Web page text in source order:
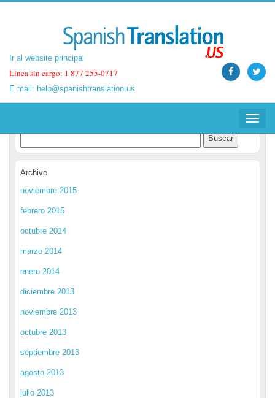
Ir al website principal
Linea sin cargo: 1 877 255-0717
E mail: help@spanishtranslation.us
Toggle
Ir al website principal
Linea sin cargo: 1 877 255-0717
E mail: help@spanishtranslation.us
Toggle
Spanish Translation Blog
Archivo
noviembre 2015
febrero 2015
octubre 2014
marzo 2014
enero 2014
diciembre 2013
noviembre 2013
octubre 2013
septiembre 2013
agosto 2013
julio 2013